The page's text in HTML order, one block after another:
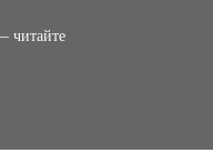
читайте